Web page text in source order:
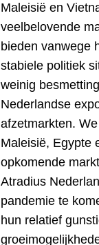
Maleisië en
veelbelovende
bieden vanwege
stabiele politiek
weinig
Nederlandse
afzetmarkten.
Maleisië, Egypte
opkomende
Atradius
pandemie te
hun relatief